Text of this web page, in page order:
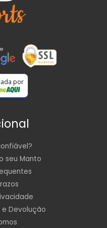
por
seu Manto
Devolução